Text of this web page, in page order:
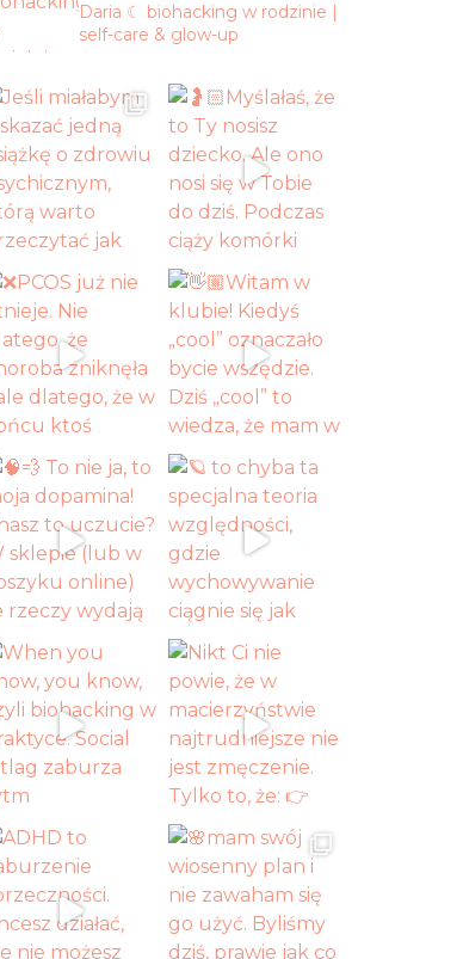
Daria ☾ biohacking w rodzinie |
self-care & glow-up